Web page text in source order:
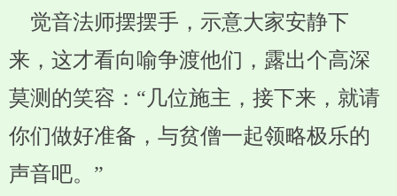
觉音法师摆摆手，示意大家安静下
来，这才看向喻争渡他们，露出个高深
莫测的笑容：“几位施主，接下来，就请
你们做好准备，与贫僧一起领略极乐的
声音吧。”